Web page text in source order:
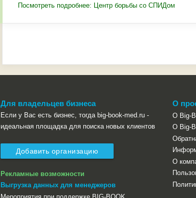
Посмотреть подробнее: Центр борьбы со СПИДом
Для владельцев бизнеса
Если у Вас есть бизнес, тогда big-book-med.ru -
идеальная площадка для поиска новых клиентов
Добавить организацию
Рекламные возможности
Выгрузка данных для менеджеров
О
О Big-
О Big-
О